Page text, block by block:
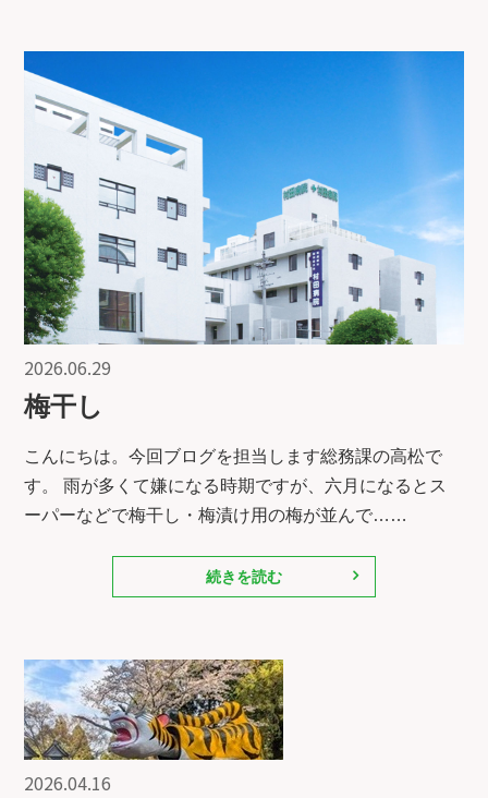
2026.06.29
梅干し
こんにちは。今回ブログを担当します総務課の高松で
す。 雨が多くて嫌になる時期ですが、六月になるとス
ーパーなどで梅干し・梅漬け用の梅が並んで……
続きを読む
2026.04.16